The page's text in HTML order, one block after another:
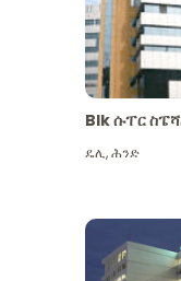
Blk ሱፐር
ዴሊ,ሕንድ